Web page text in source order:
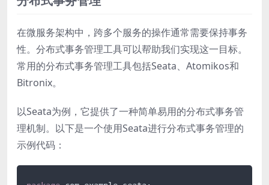
在微服务架构中，跨多个服务的操作通常需要保持事务
性。分布式事务管理工具可以帮助我们实现这一目标。
常用的分布式事务管理工具包括Seata、Atomikos和
Bitronix。
以Seata为例，它提供了一种简单易用的分布式事务管
理机制。以下是一个使用Seata进行分布式事务管理的
示例代码：